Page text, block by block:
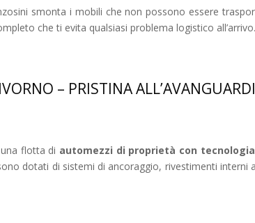
smonta i mobili che non possono essere
che ti evita qualsiasi problema logistico all’arrivo.
– PRISTINA
flotta di automezzi di proprietà con
dotati di sistemi di ancoraggio, rivestimenti interni